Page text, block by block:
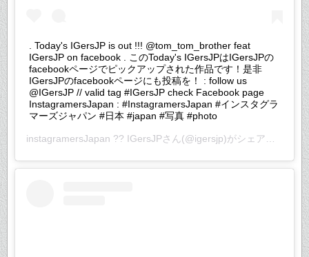
. Today's IGersJP is out !!! @tom_tom_brother feat
IGersJP on facebook . このToday's IGersJPはIGersJPの
facebookページでピックアップされた作品です！是非
IGersJPのfacebookページにも投稿を！ : follow us
@IGersJP // valid tag #IGersJP check Facebook page
InstagramersJapan : #InstagramersJapan #インスタグラ
マーズジャパン #日本 #japan #写真 #photo
instagramersJapan ?? IGersJPさん(@igersjp)がシェアした投稿 –